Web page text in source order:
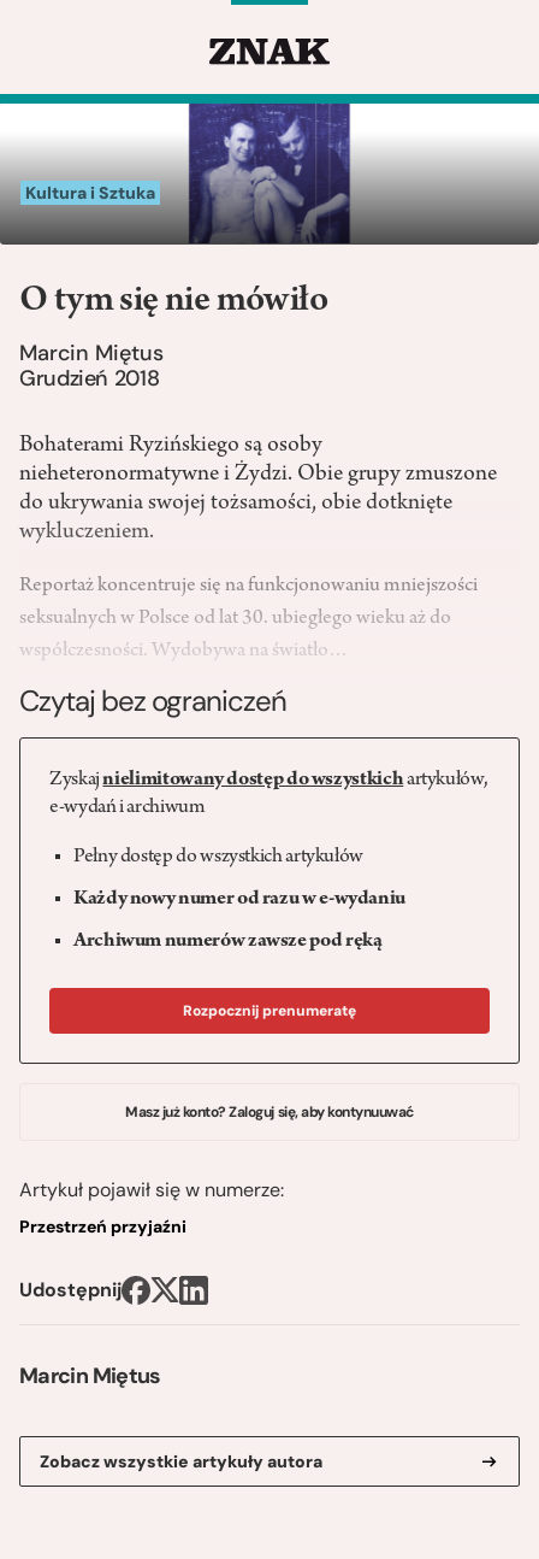
Kultura i Sztuka
Marcin Miętus
Zobacz wszystkie artykuły autora
O tym się nie mówiło
Marcin Miętus
Grudzień 2018
Bohaterami Ryzińskiego są osoby
nieheteronormatywne i Żydzi. Obie grupy zmuszone
do ukrywania swojej tożsamości, obie dotknięte
wykluczeniem.
Reportaż koncentruje się na funkcjonowaniu mniejszości
seksualnych w Polsce od lat 30. ubiegłego wieku aż do
współczesności. Wydobywa na światło…
Czytaj bez ograniczeń
Zyskajnielimitowany dostęp do wszystkichartykułów,
e-wydań i archiwum
Pełny dostęp do wszystkich artykułów
Każdy nowy numer od razu w e-wydaniu
Archiwum numerów zawsze pod ręką
Rozpocznij prenumeratę
Masz już konto? Zaloguj się, aby kontynuuwać
Artykuł pojawił się w numerze:
Przestrzeń przyjaźni
Udostępnij